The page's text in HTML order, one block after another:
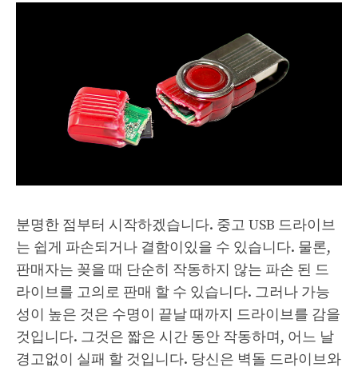
분명한 점부터 시작하겠습니다. 중고 USB 드라이브
는 쉽게 파손되거나 결함이있을 수 있습니다. 물론,
판매자는 꽂을 때 단순히 작동하지 않는 파손 된 드
라이브를 고의로 판매 할 수 있습니다. 그러나 가능
성이 높은 것은 수명이 끝날 때까지 드라이브를 감을
것입니다. 그것은 짧은 시간 동안 작동하며, 어느 날
경고없이 실패 할 것입니다. 당신은 벽돌 드라이브와